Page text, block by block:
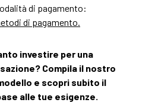
di pagamento:
di pagamento.
investire per una
Compila il nostro
e scopri subito il
alle tue esigenze.